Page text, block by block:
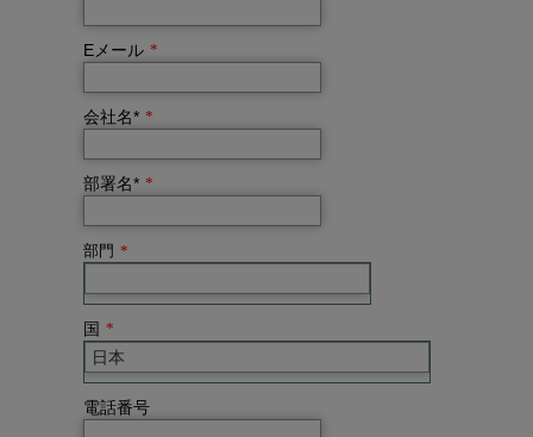
Eメール *
会社名* *
部署名* *
部門 *
国 *
電話番号